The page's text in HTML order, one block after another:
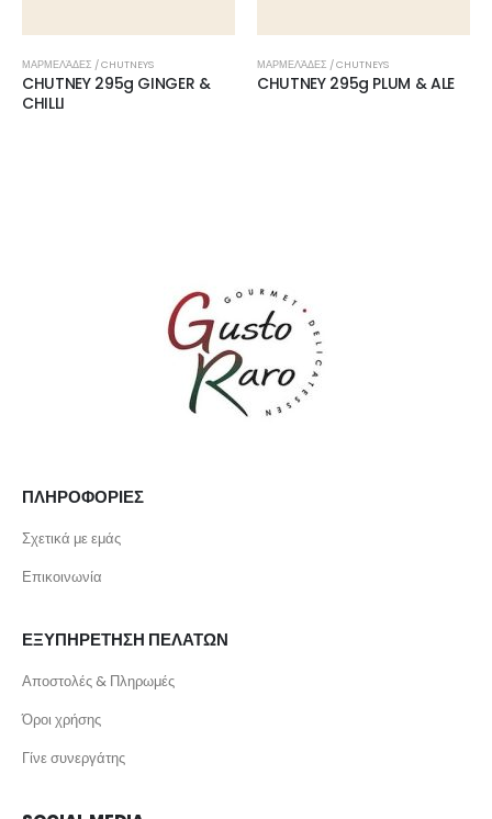
ΜΑΡΜΕΛΆΔΕΣ / CHUTNEYS
CHUTNEY 295g GINGER &
CHILLI
ΜΑΡΜΕΛΆΔΕΣ / CHUTNEYS
CHUTNEY 295g PLUM & ALE
ΠΛΗΡΟΦΟΡΙΕΣ
Σχετικά με εμάς
Επικοινωνία
ΕΞΥΠΗΡΕΤΗΣΗ ΠΕΛΑΤΩΝ
Αποστολές & Πληρωμές
Όροι χρήσης
Γίνε συνεργάτης